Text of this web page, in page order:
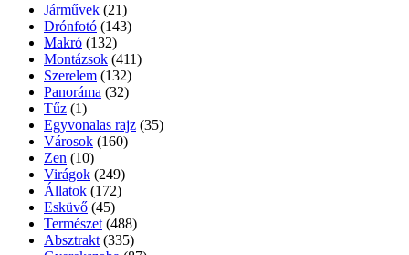
Járművek (21)
Drónfotó (143)
Makró (132)
Montázsok (411)
Szerelem (132)
Panoráma (32)
Tűz (1)
Egyvonalas rajz (35)
Városok (160)
Zen (10)
Virágok (249)
Állatok (172)
Esküvő (45)
Természet (488)
Absztrakt (335)